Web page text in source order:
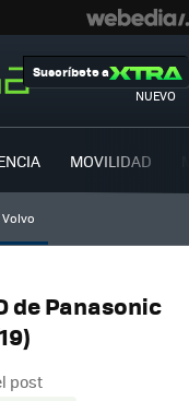
NUEVO
Suscríbete a
MOVILIDAD
de Panasonic
post